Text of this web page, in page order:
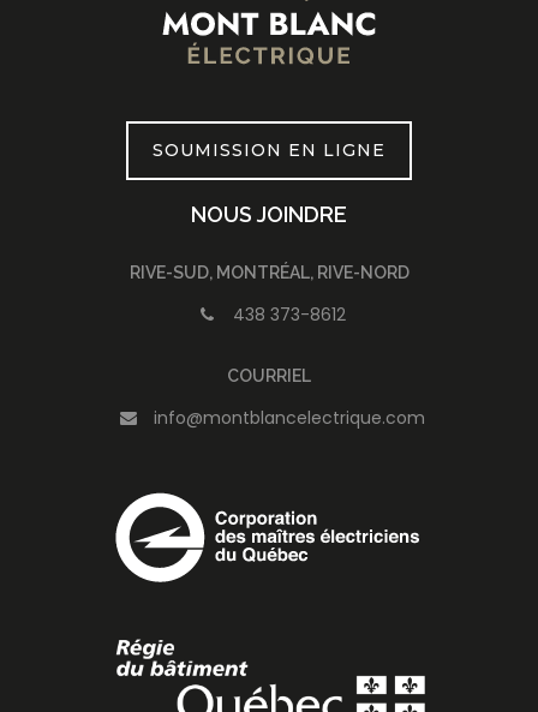
SOUMISSION EN LIGNE
NOUS JOINDRE
RIVE-SUD, MONTRÉAL, RIVE-NORD
438 373-8612
COURRIEL
info@montblancelectrique.com